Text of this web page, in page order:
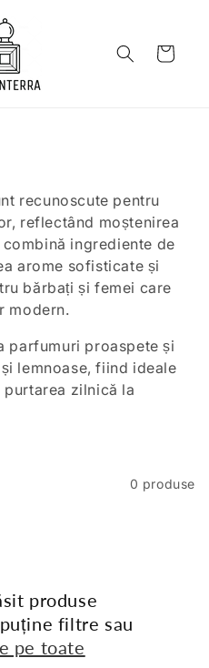
Coș
recunoscute pentru
reflectând moștenirea
ingrediente de
arome sofisticate și
bărbați și femei care
modern.
parfumuri proaspete și
lemnoase, fiind ideale
zilnică la
0 produse
produse
filtre sau
pe toate